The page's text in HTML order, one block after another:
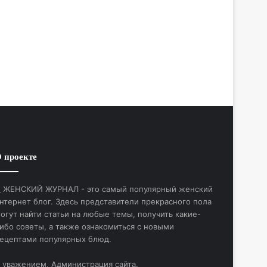
проекте
ЖЕНСКИЙ ЖУРНАЛ - это самый популярный женский
блог. Здесь представители прекрасного пола
найти статьи на любые темы, получить какие-
советы, а также ознакомиться с новыми
популярных блюд.
уважением, Администрация сайта.